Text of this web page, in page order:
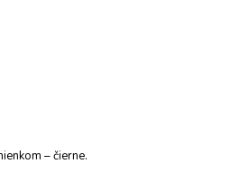
– čierne.